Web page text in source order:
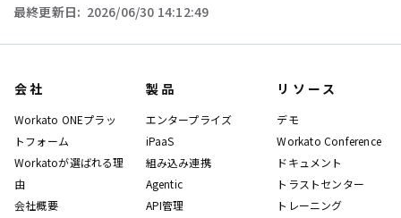
最終更新日: 2026/06/30 14:12:49
会社
Workato ONEプラッ
トフォーム
Workatoが選ばれる理
由
会社概要
製品
エンタープライズ
iPaaS
組み込み連携
Agentic
API管理
リソース
デモ
Workato Conference
ドキュメント
トラストセンター
トレーニング